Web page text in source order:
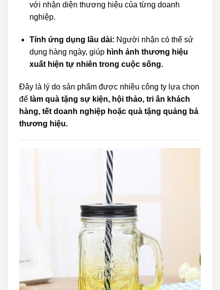
với nhận diện thương hiệu của từng doanh
nghiệp.
Tính ứng dụng lâu dài: Người nhận có thể sử
dụng hàng ngày, giúp hình ảnh thương hiệu
xuất hiện tự nhiên trong cuộc sống.
Đây là lý do sản phẩm được nhiều công ty lựa chọn
để làm quà tặng sự kiện, hội thảo, tri ân khách
hàng, tết doanh nghiệp hoặc quà tặng quảng bá
thương hiệu.